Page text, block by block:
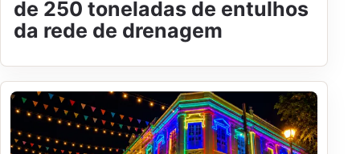
de 250 toneladas de entulhos
da rede de drenagem